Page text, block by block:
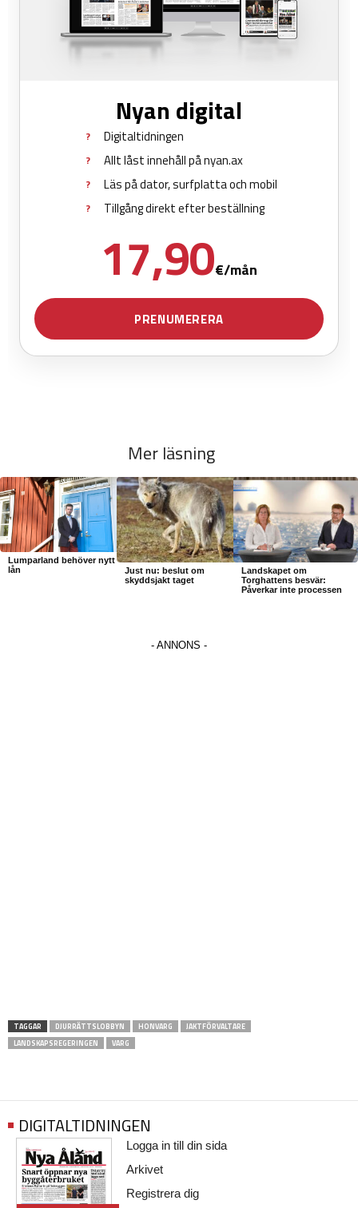
Mer läsning
Lumparland behöver nytt
lån
Just nu: beslut om
skyddsjakt taget
Landskapet om
Torghattens besvär:
Påverkar inte processen
TAGGAR DJURRÄTTSLOBBYN HONVARG
JAKTFÖRVALTARE
LANDSKAPSREGERINGEN
VARG
DIGITALTIDNINGEN
Logga in till din sida
Arkivet
Registrera dig